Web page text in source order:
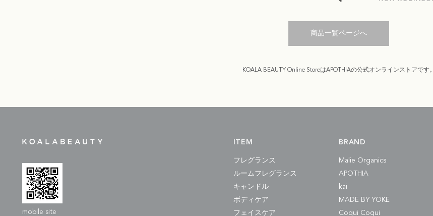
商品一覧ページへ
KOALA BEAUTY Online StoreはAPOTHIAの公式オンラインストアです。
BEAUTY
mobile site
ITEM
フレグランス
ルームフレグランス
キャンドル
ボディケア
フェイスケア
BRAND
Malie Organics
APOTHIA
kai
MADE BY YOKE
Coqui Coqui